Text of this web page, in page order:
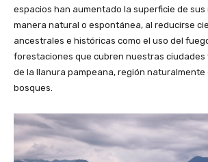
espacios han aumentado la superficie de sus
manera natural o espontánea, al reducirse
ancestrales e históricas como el uso del
forestaciones que cubren nuestras ciudades
de la llanura pampeana, región
bosques.